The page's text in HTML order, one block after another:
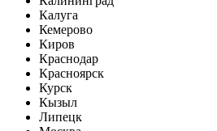
Калуга
Кемерово
Киров
Краснодар
Красноярск
Курск
Кызыл
Липецк